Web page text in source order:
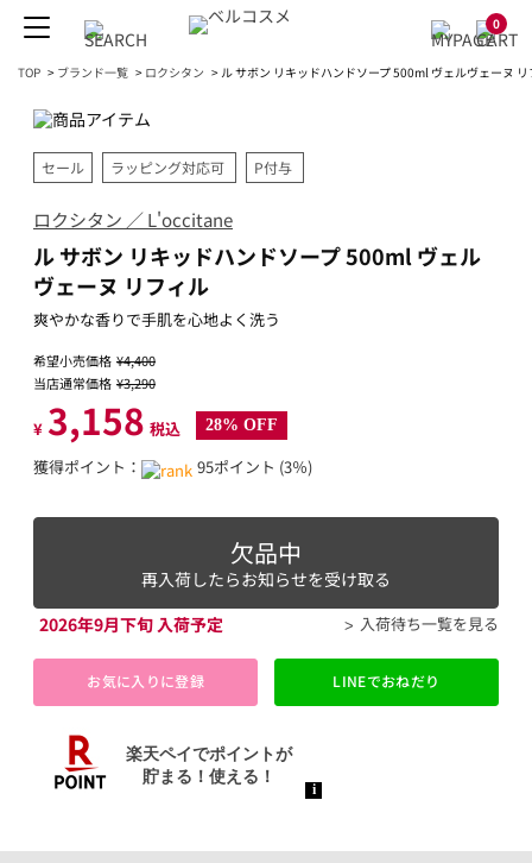
0
TOP > ブランド一覧 > ロクシタン >ル サボン リキッドハンドソープ 500ml ヴェルヴェーヌ リ
セール ラッピング対応可 P付与
ロクシタン ／ L'occitane
ル サボン リキッドハンドソープ 500ml ヴェル
ヴェーヌ リフィル
爽やかな香りで手肌を心地よく洗う
希望小売価格 ¥4,400
当店通常価格 ¥3,290
¥ 3,158 税込 28% OFF
獲得ポイント： 95ポイント (3％)
欠品中
再入荷したらお知らせを受け取る
2026年9月下旬 入荷予定
入荷待ち一覧を見る
お気に入りに登録 LINEでおねだり